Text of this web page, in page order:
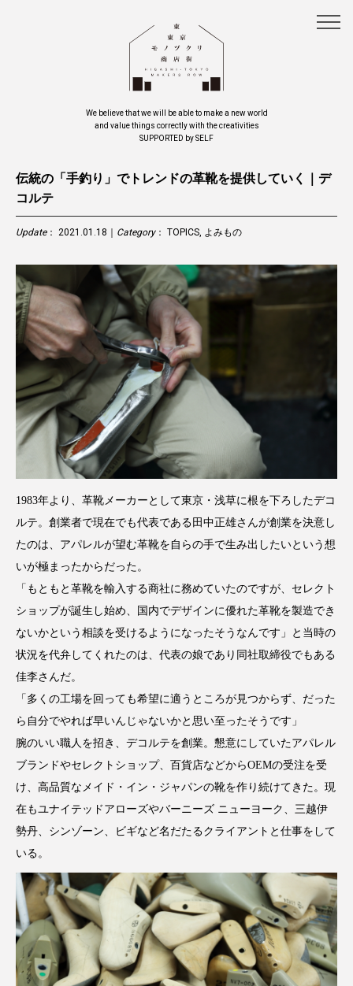
We believe that we will be able to make a new world
and value things correctly with the creativities
SUPPORTED by SELF
伝統の「手釣り」でトレンドの革靴を提供していく｜デ
コルテ
Update： 2021.01.18｜ Category： TOPICS, よみもの
1983年より、革靴メーカーとして東京・浅草に根を下ろしたデコ
ルテ。創業者で現在でも代表である田中正雄さんが創業を決意し
たのは、アパレルが望む革靴を自らの手で生み出したいという想
いが極まったからだった。
「もともと革靴を輸入する商社に務めていたのですが、セレクト
ショップが誕生し始め、国内でデザインに優れた革靴を製造でき
ないかという相談を受けるようになったそうなんです」と当時の
状況を代弁してくれたのは、代表の娘であり同社取締役でもある
佳李さんだ。
「多くの工場を回っても希望に適うところが見つからず、だった
ら自分でやれば早いんじゃないかと思い至ったそうです」
腕のいい職人を招き、デコルテを創業。懇意にしていたアパレル
ブランドやセレクトショップ、百貨店などからOEMの受注を受
け、高品質なメイド・イン・ジャパンの靴を作り続けてきた。現
在もユナイテッドアローズやバーニーズ ニューヨーク、三越伊
勢丹、シンゾーン、ビギなど名だたるクライアントと仕事をして
いる。